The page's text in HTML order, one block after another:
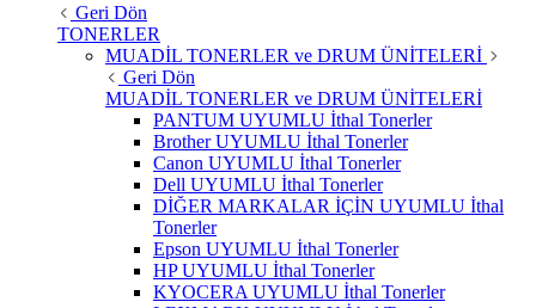
Geri Dön
TONERLER
MUADİL TONERLER ve DRUM ÜNİTELERİ
Geri Dön
MUADİL TONERLER ve DRUM ÜNİTELERİ
PANTUM UYUMLU İthal Tonerler
Brother UYUMLU İthal Tonerler
Canon UYUMLU İthal Tonerler
Dell UYUMLU İthal Tonerler
DİĞER MARKALAR İÇİN UYUMLU İthal
Tonerler
Epson UYUMLU İthal Tonerler
HP UYUMLU İthal Tonerler
KYOCERA UYUMLU İthal Tonerler